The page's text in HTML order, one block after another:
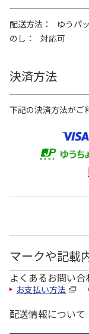
配送方法
ゆうパ
のし
対応可
決済方法
下記の決済方法がご
マークや記載
よくあるお問い合
お支払い方法
配送情報について